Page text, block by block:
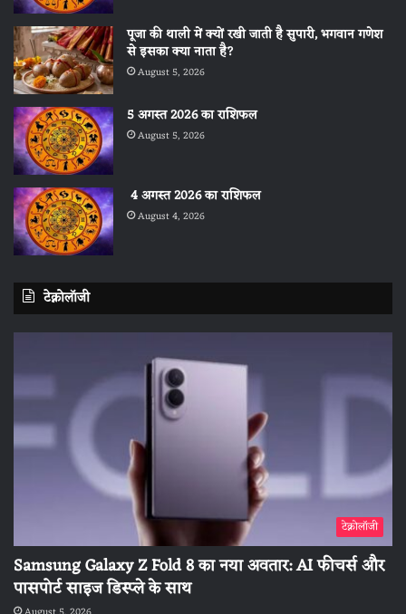
पूजा की थाली में क्यों रखी जाती है सुपारी, भगवान गणेश
से इसका क्या नाता है?
August 5, 2026
5 अगस्त 2026 का राशिफल
August 5, 2026
4 अगस्त 2026 का राशिफल
August 4, 2026
टेक्नोलॉजी
टेक्नोलॉजी
Samsung Galaxy Z Fold 8 का नया अवतार: AI फीचर्स और
पासपोर्ट साइज डिस्प्ले के साथ